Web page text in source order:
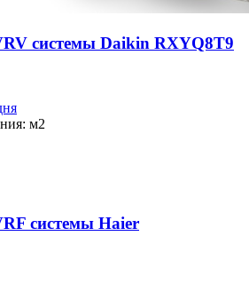
системы Daikin RXYQ8T9
м2
системы Haier